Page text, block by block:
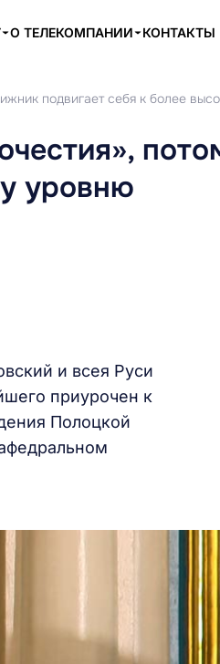
О ТЕЛЕКОМПАНИИ КОНТАКТЫ
подвигает себя к более
уровню
и всея Руси
приурочен к
Полоцкой